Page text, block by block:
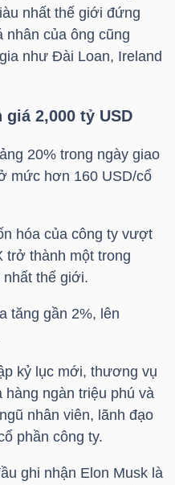
nhất thế giới đứng
nhân của ông cũng
như Đài Loan, Ireland
giá 2,000 tỷ USD
20% trong ngày giao
mức hơn 160 USD/cổ
hóa của công ty vượt
trở thành một trong
thế giới.
tăng gần 2%, lên
kỷ lục mới, thương vụ
hàng ngàn triệu phú và
nhân viên, lãnh đạo
phần công ty.
ghi nhận Elon Musk là